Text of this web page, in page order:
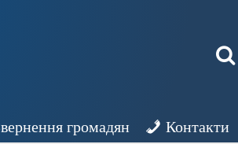
громадян Контакти